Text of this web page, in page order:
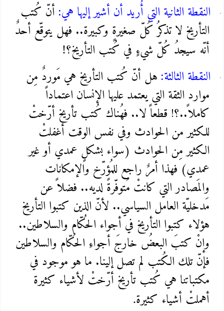
النقطة الثانية التي أُريد أن أشير إليها هي: أنّ كُتب
التأريخ لا تذكرُ كُلّ صغيرةٍ وكبيرة.. فهل يتوقّع أحدٌ
أنّه سيجدُ كُلّ شيءٍ في كُتب التأريخ؟!
النقطة الثالثة: هل أنّ كُتب التأريخ هي مَوردٌ مِن
موارد الثقة التي يعتمد عليها الإنسان اعتماداً
كاملاً..؟! قطعاً لا.. فهُناك كُتب تأريخ أرّختْ
للكثير من الحوادث وفي نفس الوقت أغفلتْ
الكثير مِن الحوادث (سواء بشكلٍ عمدي أو غير
عمدي) فهذا أمرٌ راجع للمُؤرّخ والإمكانات
والمَصادر التي كانتْ مُتوفّرةً لديه.. فضلاً عن
مَدخليّة العامل السياسي.. لأنّ الذين كتبوا التأريخ
هؤلاء كتبوا التأريخ في أجواء الحُكّام والسلاطين..
وإنْ كتبَ البعضُ خارجَ أجواءِ الحُكّام والسلاطين
فإنّ تلك الكُتب لم تصل إلينا. ما هو موجود في
مكتباتنا هي كُتب تأريخ أرّختْ لأشياء كثيرة
أهملتْ أشياء كثيرة.